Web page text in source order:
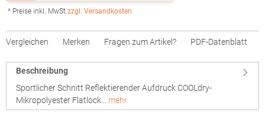
* Preise inkl. MwSt.zzgl. Versandkosten
Vergleichen Merken Fragen zum Artikel? PDF-Datenblatt
Beschreibung
Sportlicher Schnitt Reflektierender Aufdruck COOLdry-
Mikropolyester Flatlock… mehr